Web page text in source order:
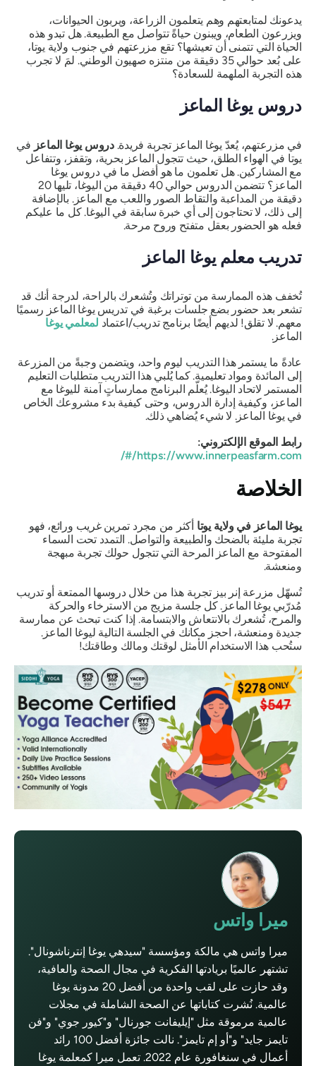
يدعونك لمتابعتهم وهم يتعلمون الزراعة، ويربون الحيوانات،
ويزرعون الطعام، ويبنون حياةً تتواصل مع الطبيعة. هل تبدو هذه
الحياة التي تتمنى أن تعيشها؟ تقع مزرعتهم في جنوب ولاية يوتا،
على بُعد حوالي 35 دقيقة من منتزه صهيون الوطني. لمَ لا تجرب
هذه التجربة الملهمة للسعادة؟
دروس يوغا الماعز
في مزرعتهم، يُعدّ يوغا الماعز تجربة فريدة.دروس يوغا الماعزفي
يوتا في الهواء الطلق، حيث تتجول الماعز بحرية، وتقفز، وتتفاعل
مع المشاركين. هل تعلمون ما هو أفضل ما في دروس يوغا
الماعز؟ تتضمن الدروس حوالي 40 دقيقة من اليوغا، تليها 20
دقيقة من المداعبة والتقاط الصور واللعب مع الماعز. بالإضافة
إلى ذلك، لا تحتاجون إلى أي خبرة سابقة في اليوغا. كل ما عليكم
فعله هو الحضور بعقل متفتح وروح مرحة.
تدريب معلم يوغا الماعز
تُخفف هذه الممارسة من توتراتك وتُشعرك بالراحة، لدرجة أنك قد
تشعر بعد حضور بضع جلسات برغبة في تدريس يوغا الماعز رسميًا
معهم. لا تقلق! لديهم أيضًا برنامج تدريب/اعتمادلمعلمي يوغا
الماعز.
عادةً ما يستمر هذا التدريب ليوم واحد، ويتضمن وجبةً من المزرعة
إلى المائدة ومواد تعليمية. كما يُلبي هذا التدريب متطلبات التعليم
المستمر لاتحاد اليوغا. يُعلّم البرنامج ممارساتٍ آمنة لليوغا مع
الماعز، وكيفية إدارة الدروس، وحتى كيفية بدء مشروعك الخاص
في يوغا الماعز. لا شيء يُضاهي ذلك.
رابط الموقع الإلكتروني:
https://www.innerpeasfarm.com/#/
الخلاصة
يوغا الماعز في ولاية يوتاأكثر من مجرد تمرين غريب ورائع، فهو
تجربة مليئة بالضحك والطبيعة والتواصل. التمدد تحت السماء
المفتوحة مع الماعز المرحة التي تتجول حولك تجربة مبهجة
ومنعشة.
تُسهّل مزرعة إنر بيز تجربة هذا من خلال دروسها الممتعة أو تدريب
مُدرّبي يوغا الماعز. كل جلسة مزيج من الاسترخاء والحركة
والمرح، تُشعرك بالانتعاش والابتسامة. إذا كنت تبحث عن ممارسة
جديدة ومنعشة، احجز مكانك في الجلسة التالية ليوغا الماعز.
ستُحب هذا الاستخدام الأمثل لوقتك ومالك وطاقتك!
ميرا واتس
ميرا واتس هي مالكة ومؤسسة "سيدهي يوغا إنترناشونال".
تشتهر عالميًا بريادتها الفكرية في مجال الصحة والعافية،
وقد حازت على لقب واحدة من أفضل 20 مدونة يوغا
عالمية. نُشرت كتاباتها عن الصحة الشاملة في مجلات
عالمية مرموقة مثل "إيليفانت جورنال" و"كيور جوي" و"فن
تايمز جايد" و"أو إم تايمز". نالت جائزة أفضل 100 رائد
أعمال في سنغافورة عام 2022. تعمل ميرا كمعلمة يوغا